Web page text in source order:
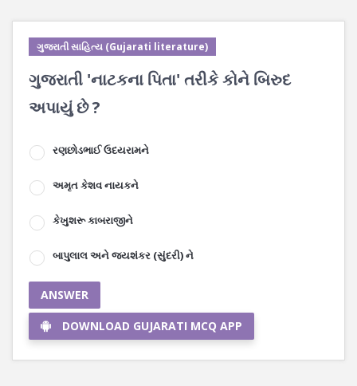
ગુજરાતી સાહિત્ય (Gujarati literature)
ગુજરાતી 'નાટકના પિતા' તરીકે કોને બિરુદ
અપાયું છે ?
રણછોડભાઈ ઉદયરામને
અમૃત કેશવ નાયકને
કેખુશરૂ કાબરાજીને
બાપુલાલ અને જયશંકર (સુંદરી) ને
ANSWER
DOWNLOAD GUJARATI MCQ APP